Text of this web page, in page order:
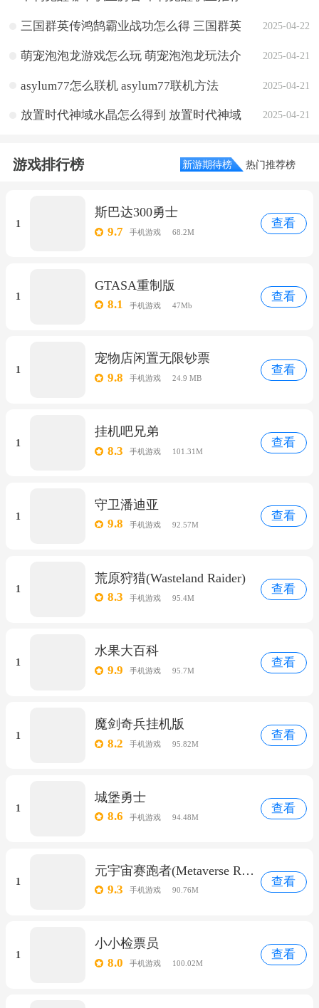
三国群英传鸿鹄霸业战功怎么得 三国群英
传鸿鹄霸业战功获得方法
2025-04-22
萌宠泡泡龙游戏怎么玩 萌宠泡泡龙玩法介
2025-04-21
asylum77怎么联机 asylum77联机方法 2025-04-21
放置时代神域水晶怎么得到 放置时代神域
2025-04-21
游戏排行榜 新游期待榜 热门推荐榜
1
斯巴达300勇士
9.7 手机游戏 68.2M
查看
1
GTASA重制版
8.1 手机游戏 47Mb
查看
1
宠物店闲置无限钞票
9.8 手机游戏 24.9 MB
查看
1
挂机吧兄弟
8.3 手机游戏 101.31M
查看
1
守卫潘迪亚
9.8 手机游戏 92.57M
查看
1
荒原狩猎(Wasteland Raider)
8.3 手机游戏 95.4M
查看
1
水果大百科
9.9 手机游戏 95.7M
查看
1
魔剑奇兵挂机版
8.2 手机游戏 95.82M
查看
1
城堡勇士
8.6 手机游戏 94.48M
查看
1
元宇宙赛跑者(Metaverse Runner)
9.3 手机游戏 90.76M
查看
1
小小检票员
8.0 手机游戏 100.02M
查看